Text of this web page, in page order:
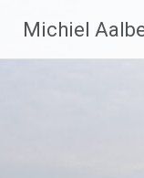
naar
de
Michiel